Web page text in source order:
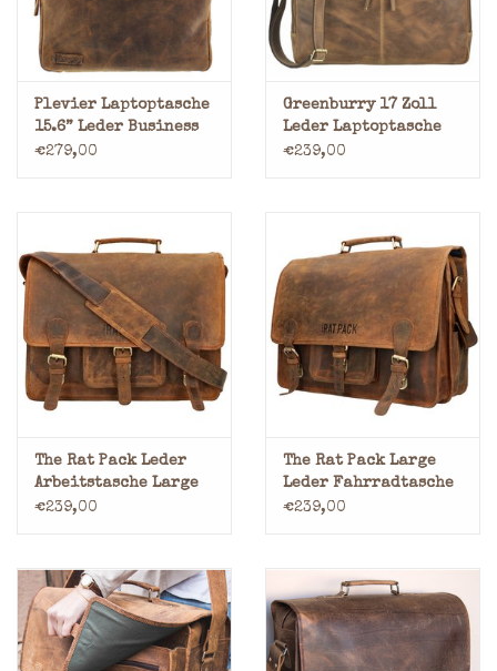
Plevier Laptoptasche
15.6” Leder Business
Tasche
€279,00
Greenburry 17 Zoll
Leder Laptoptasche
Umhängetasche
€239,00
The Rat Pack Leder
Arbeitstasche Large
€239,00
The Rat Pack Large
Leder Fahrradtasche
Retro Schultasche
€239,00